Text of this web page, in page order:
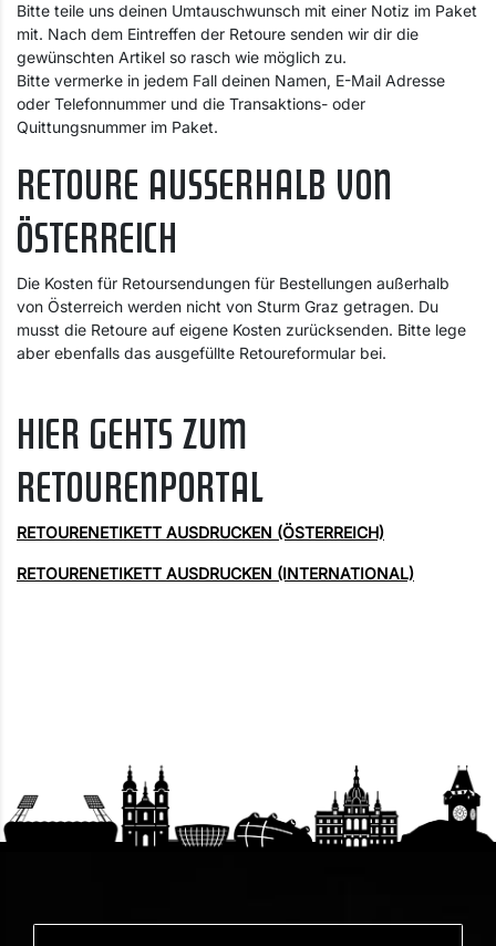
Bitte teile uns deinen Umtauschwunsch mit einer Notiz im Paket
mit. Nach dem Eintreffen der Retoure senden wir dir die
gewünschten Artikel so rasch wie möglich zu.
Bitte vermerke in jedem Fall deinen Namen, E-Mail Adresse
oder Telefonnummer und die Transaktions- oder
Quittungsnummer im Paket.
RETOURE AUSSERHALB VON
ÖSTERREICH
Die Kosten für Retoursendungen für Bestellungen außerhalb
von Österreich werden nicht von Sturm Graz getragen. Du
musst die Retoure auf eigene Kosten zurücksenden. Bitte lege
aber ebenfalls das ausgefüllte Retoureformular bei.
HIER GEHTS ZUM
RETOURENPORTAL
RETOURENETIKETT AUSDRUCKEN (ÖSTERREICH)
RETOURENETIKETT AUSDRUCKEN (INTERNATIONAL)